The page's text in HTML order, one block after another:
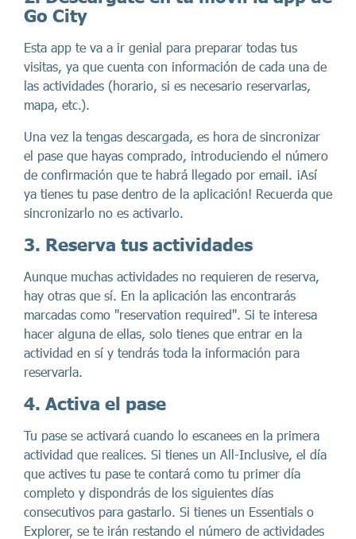
Go City
Esta app te va a ir genial para preparar todas tus
visitas, ya que cuenta con información de cada una de
las actividades (horario, si es necesario reservarlas,
mapa, etc.).
Una vez la tengas descargada, es hora de sincronizar
el pase que hayas comprado, introduciendo el número
de confirmación que te habrá llegado por email. ¡Así
ya tienes tu pase dentro de la aplicación! Recuerda que
sincronizarlo no es activarlo.
3. Reserva tus actividades
Aunque muchas actividades no requieren de reserva,
hay otras que sí. En la aplicación las encontrarás
marcadas como "reservation required". Si te interesa
hacer alguna de ellas, solo tienes que entrar en la
actividad en sí y tendrás toda la información para
reservarla.
4. Activa el pase
Tu pase se activará cuando lo escanees en la primera
actividad que realices. Si tienes un All-Inclusive, el día
que actives tu pase te contará como tu primer día
completo y dispondrás de los siguientes días
consecutivos para gastarlo. Si tienes un Essentials o
Explorer, se te irán restando el número de actividades